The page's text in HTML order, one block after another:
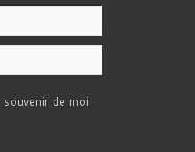
souvenir de moi